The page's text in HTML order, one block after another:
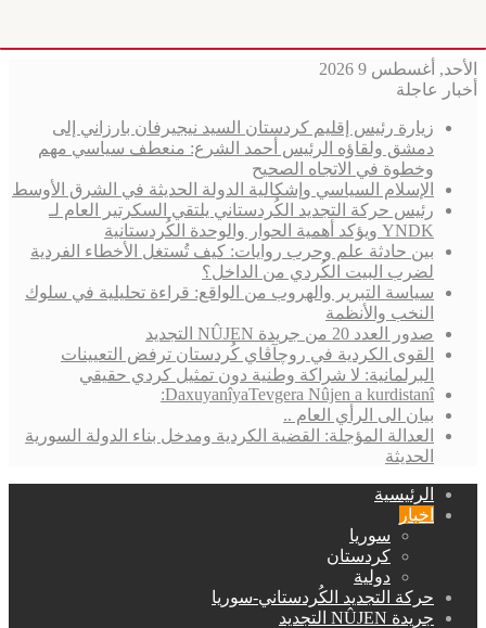
الأحد, أغسطس 9 2026
أخبار عاجلة
زيارة رئيس إقليم كردستان السيد نيجيرفان بارزاني إلى
دمشق ولقاؤه الرئيس أحمد الشرع: منعطف سياسي مهم
وخطوة في الاتجاه الصحيح
الإسلام السياسي وإشكالية الدولة الحديثة في الشرق الأوسط
رئيس حركة التجديد الكُردستاني يلتقي السكرتير العام لـ
YNDK ويؤكد أهمية الحوار والوحدة الكُردستانية
بين حادثة علم وحرب روايات: كيف تُستغل الأخطاء الفردية
لضرب البيت الكُردي من الداخل؟
سياسة التبرير والهروب من الواقع: قراءة تحليلية في سلوك
النخب والأنظمة
صدور العدد 20 من جريدة NÛJEN التجديد
القوى الكردية في روچآڤاي كُردستان ترفض التعيينات
البرلمانية: لا شراكة وطنية دون تمثيل كردي حقيقي
DaxuyanîyaTevgera Nûjen a kurdistanî:
بيان الى الرأي العام ..
العدالة المؤجلة: القضية الكردية ومدخل بناء الدولة السورية
الحديثة
الرئيسية
اخبار
سوريا
كردستان
دولية
حركة التجديد الكُردستاني-سوريا
جريدة NÛJEN التجديد